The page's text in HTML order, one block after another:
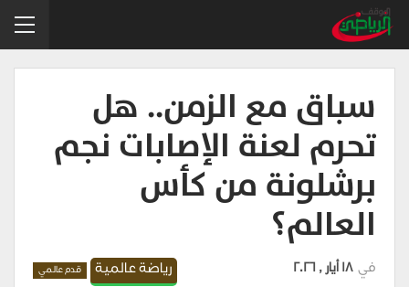
سباق مع الزمن.. هل
تحرم لعنة الإصابات نجم
برشلونة من كأس
العالم؟
رياضة عالمية قدم عالمي في 18 أيار , 2026